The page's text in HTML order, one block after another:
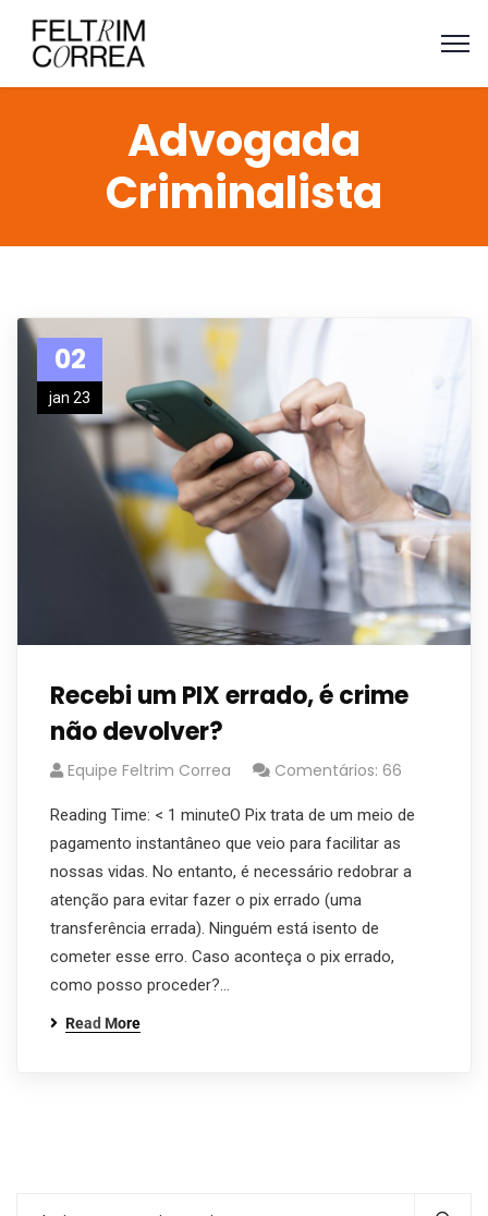
Advogada
Criminalista
02
jan 23
Recebi um PIX errado, é crime
não devolver?
Equipe Feltrim Correa Comentários: 66
Reading Time: < 1 minuteO Pix trata de um meio de
pagamento instantâneo que veio para facilitar as
nossas vidas. No entanto, é necessário redobrar a
atenção para evitar fazer o pix errado (uma
transferência errada). Ninguém está isento de
cometer esse erro. Caso aconteça o pix errado,
como posso proceder?…
Read More